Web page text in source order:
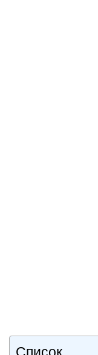
Список